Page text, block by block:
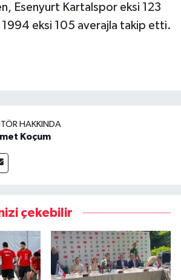
Esenyurt Kartalspor eksi 123
eksi 105 averajla takip etti.
HAKKINDA
Koçum
çekebilir